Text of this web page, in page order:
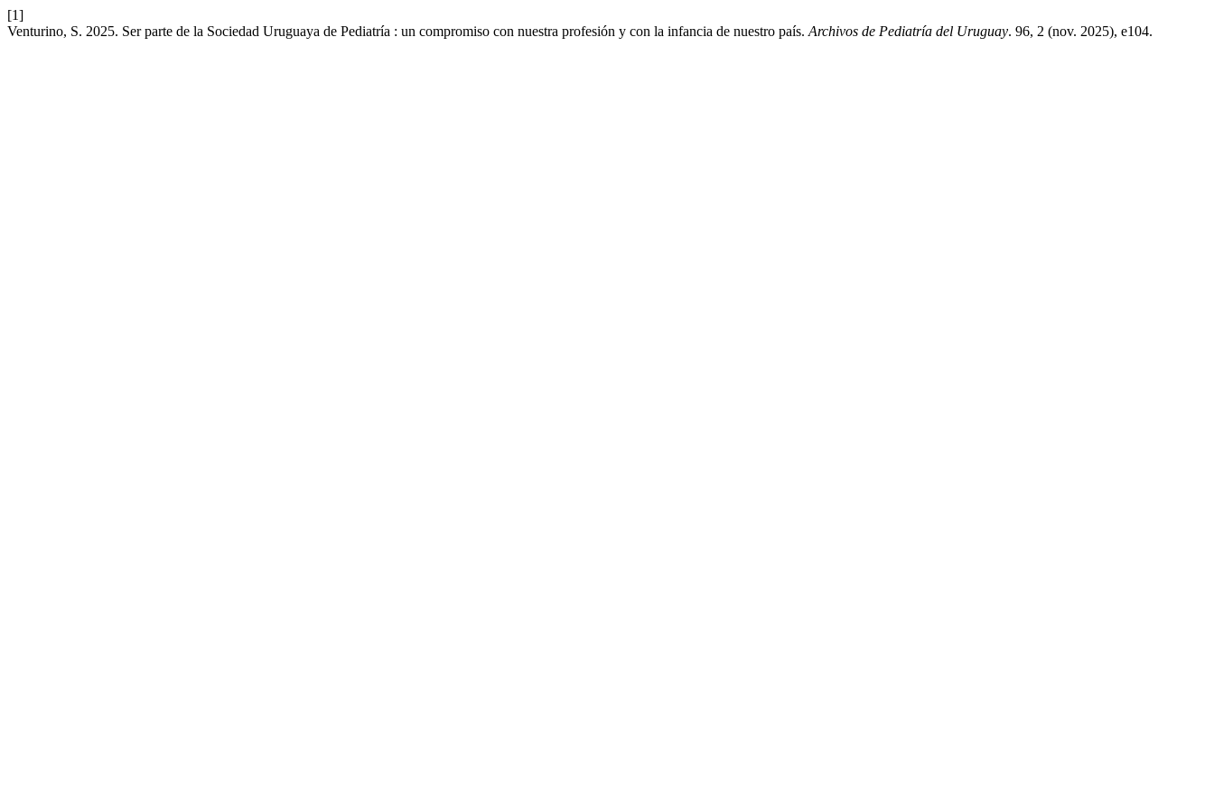
[1]
Venturino, S. 2025. Ser parte de la Sociedad Uruguaya de Pediatría : un compromiso con nuestra profesión y con la infancia de nuestro país. Archivos de Pediatría del Uruguay. 96, 2 (nov. 2025), e104.